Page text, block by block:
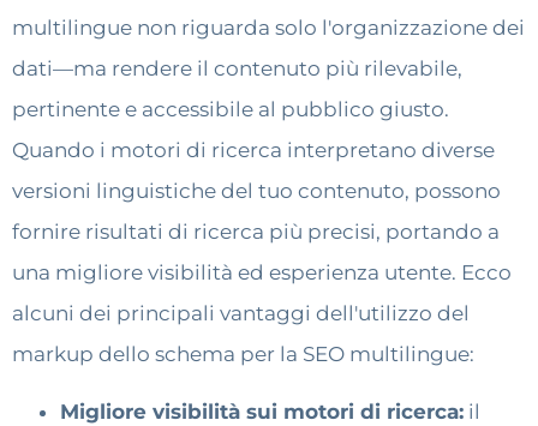
multilingue non riguarda solo l'organizzazione dei
dati—ma rendere il contenuto più rilevabile,
pertinente e accessibile al pubblico giusto.
Quando i motori di ricerca interpretano diverse
versioni linguistiche del tuo contenuto, possono
fornire risultati di ricerca più precisi, portando a
una migliore visibilità ed esperienza utente. Ecco
alcuni dei principali vantaggi dell'utilizzo del
markup dello schema per la SEO multilingue:
Migliore visibilità sui motori di ricerca: il